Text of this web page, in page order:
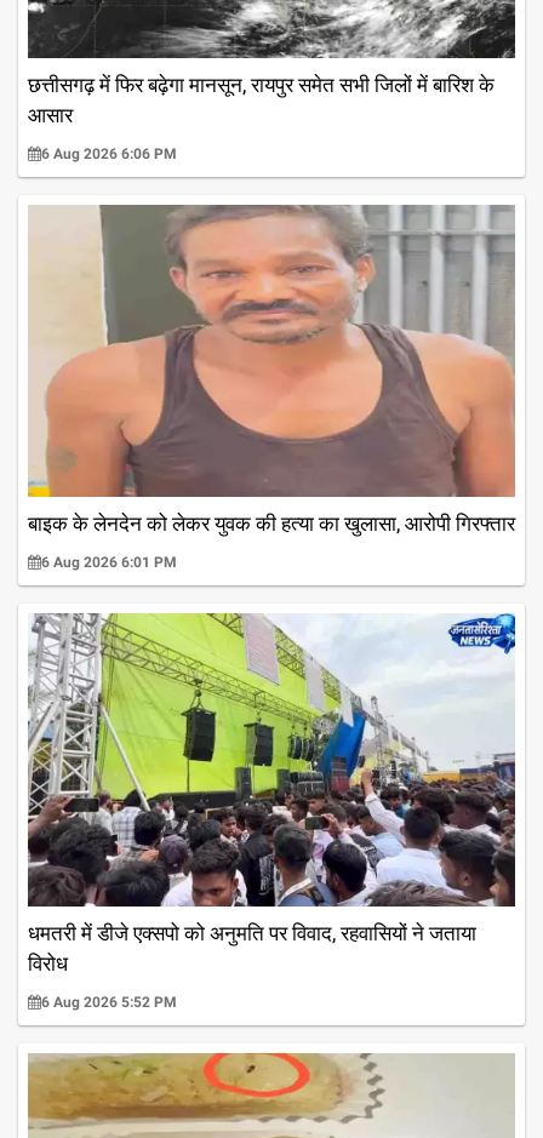
छत्तीसगढ़ में फिर बढ़ेगा मानसून, रायपुर समेत सभी जिलों में बारिश के
आसार
6 Aug 2026 6:06 PM
बाइक के लेनदेन को लेकर युवक की हत्या का खुलासा, आरोपी गिरफ्तार
6 Aug 2026 6:01 PM
धमतरी में डीजे एक्सपो को अनुमति पर विवाद, रहवासियों ने जताया
विरोध
6 Aug 2026 5:52 PM